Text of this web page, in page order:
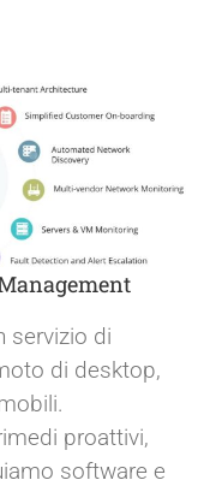
Device
servizio di
di desktop,
proattivi,
software e